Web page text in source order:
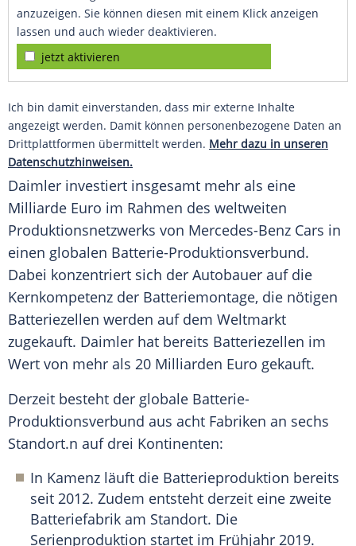
anzuzeigen. Sie können diesen mit einem Klick anzeigen
lassen und auch wieder deaktivieren.
jetzt aktivieren
Ich bin damit einverstanden, dass mir externe Inhalte
angezeigt werden. Damit können personenbezogene Daten an
Drittplattformen übermittelt werden. Mehr dazu in unseren
Datenschutzhinweisen.
Daimler investiert insgesamt mehr als eine
Milliarde Euro im Rahmen des weltweiten
Produktionsnetzwerks von Mercedes-Benz Cars in
einen globalen Batterie-Produktionsverbund.
Dabei konzentriert sich der Autobauer auf die
Kernkompetenz der Batteriemontage, die nötigen
Batteriezellen werden auf dem Weltmarkt
zugekauft. Daimler hat bereits Batteriezellen im
Wert von mehr als 20 Milliarden Euro gekauft.
Derzeit besteht der globale Batterie-
Produktionsverbund aus acht Fabriken an sechs
Standort.n auf drei Kontinenten:
In Kamenz läuft die Batterieproduktion bereits
seit 2012. Zudem entsteht derzeit eine zweite
Batteriefabrik am Standort. Die
Serienproduktion startet im Frühjahr 2019.